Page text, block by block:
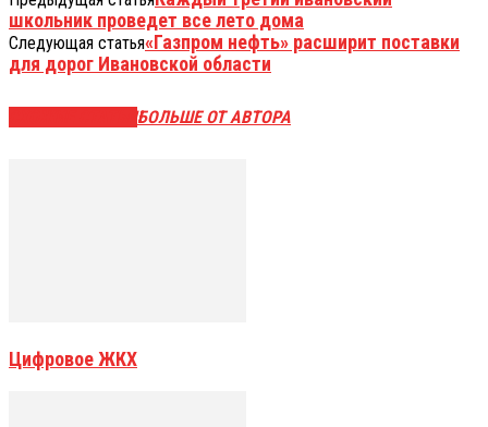
школьник проведет все лето дома
Следующая статья«Газпром нефть» расширит поставки
для дорог Ивановской области
БОЛЬШЕ ОТ АВТОРА
Цифровое ЖКХ